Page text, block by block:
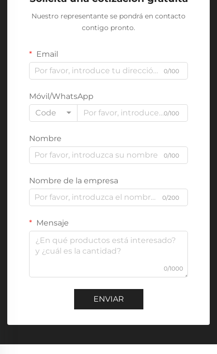
Nuestro representante se pondrá en contacto
contigo pronto.
Email
0/100
Móvil/WhatsApp
Code
0/100
Nombre
0/100
Nombre de la empresa
0/200
Mensaje
0/1000
ENVIAR